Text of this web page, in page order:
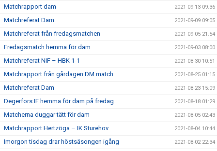
Matchrapport dam 2021-09-13 09:36
Matchreferat Dam 2021-09-09 09:05
Matchreferat från fredagsmatchen 2021-09-05 21:54
Fredagsmatch hemma för dam 2021-09-03 08:00
Matchreferat NIF – HBK 1-1 2021-08-30 10:51
Matchrapport från gårdagen DM match 2021-08-25 01:15
Matchreferat Dam 2021-08-23 15:09
Degerfors IF hemma för dam på fredag 2021-08-18 01:29
Matcherna duggar tätt för dam 2021-08-05 02:43
Matchrapport Hertzöga – IK Sturehov 2021-08-04 10:44
Imorgon tisdag drar höstsäsongen igång 2021-08-02 22:34